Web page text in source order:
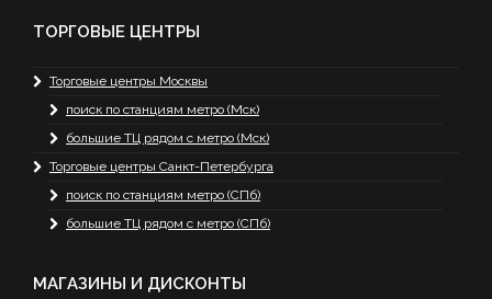
ТОРГОВЫЕ ЦЕНТРЫ
Торговые центры Москвы
поиск по станциям метро (Мск)
большие ТЦ рядом с метро (Мск)
Торговые центры Санкт-Петербурга
поиск по станциям метро (СПб)
большие ТЦ рядом с метро (СПб)
МАГАЗИНЫ И ДИСКОНТЫ